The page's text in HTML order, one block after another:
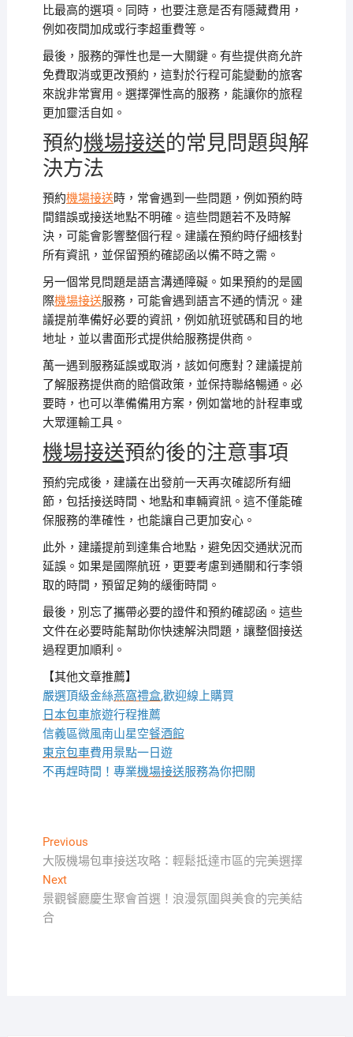
比最高的選項。同時，也要注意是否有隱藏費用，
例如夜間加成或行李超重費等。
最後，服務的彈性也是一大關鍵。有些提供商允許
免費取消或更改預約，這對於行程可能變動的旅客
來說非常實用。選擇彈性高的服務，能讓你的旅程
更加靈活自如。
預約機場接送的常見問題與解
決方法
預約機場接送時，常會遇到一些問題，例如預約時
間錯誤或接送地點不明確。這些問題若不及時解
決，可能會影響整個行程。建議在預約時仔細核對
所有資訊，並保留預約確認函以備不時之需。
另一個常見問題是語言溝通障礙。如果預約的是國
際機場接送服務，可能會遇到語言不通的情況。建
議提前準備好必要的資訊，例如航班號碼和目的地
地址，並以書面形式提供給服務提供商。
萬一遇到服務延誤或取消，該如何應對？建議提前
了解服務提供商的賠償政策，並保持聯絡暢通。必
要時，也可以準備備用方案，例如當地的計程車或
大眾運輸工具。
機場接送預約後的注意事項
預約完成後，建議在出發前一天再次確認所有細
節，包括接送時間、地點和車輛資訊。這不僅能確
保服務的準確性，也能讓自己更加安心。
此外，建議提前到達集合地點，避免因交通狀況而
延誤。如果是國際航班，更要考慮到通關和行李領
取的時間，預留足夠的緩衝時間。
最後，別忘了攜帶必要的證件和預約確認函。這些
文件在必要時能幫助你快速解決問題，讓整個接送
過程更加順利。
【其他文章推薦】
嚴選頂級金絲燕窩禮盒,歡迎線上購買
日本包車旅遊行程推薦
信義區微風南山星空餐酒館
東京包車費用景點一日遊
不再趕時間！專業機場接送服務為你把關
文
章
導
覽
PreviousPrevious
post:
大阪機場包車接送攻略：輕鬆抵達市區的完美選擇
NextNext
post:
景觀餐廳慶生聚會首選！浪漫氛圍與美食的完美結
合